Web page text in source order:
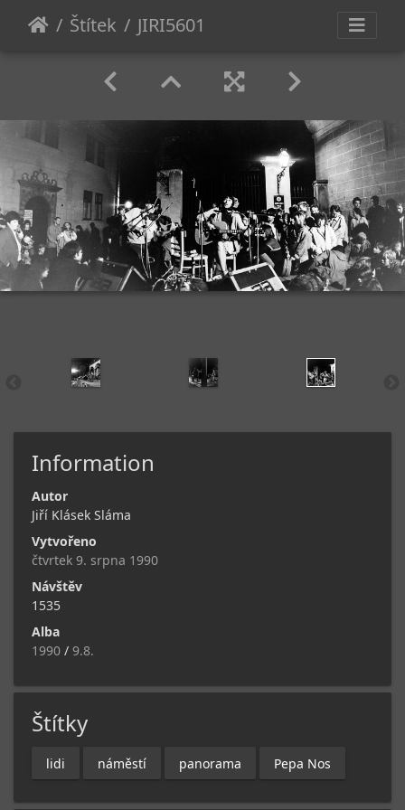
Štítek JIRI5601
Information
Autor
Jiří Klásek Sláma
Vytvořeno
čtvrtek 9. srpna 1990
Návštěv
1535
Alba
1990 / 9.8.
Štítky
lidi náměstí panorama Pepa Nos